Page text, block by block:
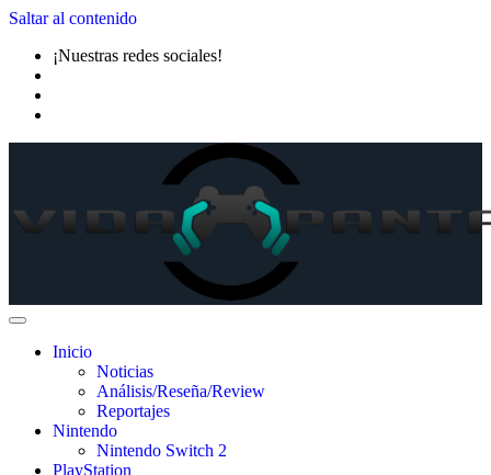
Saltar al contenido
¡Nuestras redes sociales!
Inicio
Noticias
Análisis/Reseña/Review
Reportajes
Nintendo
Nintendo Switch 2
PlayStation